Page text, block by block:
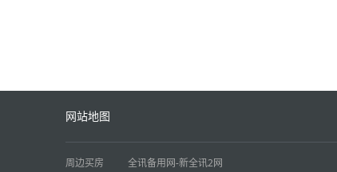
网站地图
周边买房 全讯备用网-新全讯2网